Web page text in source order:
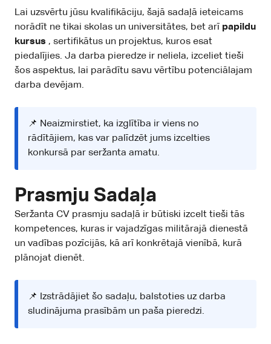
Lai uzsvērtu jūsu kvalifikāciju, šajā sadaļā ieteicams
norādīt ne tikai skolas un universitātes, bet arī papildu
kursus , sertifikātus un projektus, kuros esat
piedalījies. Ja darba pieredze ir neliela, izceliet tieši
šos aspektus, lai parādītu savu vērtību potenciālajam
darba devējam.
📌 Neaizmirstiet, ka izglītība ir viens no
rādītājiem, kas var palīdzēt jums izcelties
konkursā par seržanta amatu.
Prasmju Sadaļa
Seržanta CV prasmju sadaļā ir būtiski izcelt tieši tās
kompetences, kuras ir vajadzīgas militārajā dienestā
un vadības pozīcijās, kā arī konkrētajā vienībā, kurā
plānojat dienēt.
📌 Izstrādājiet šo sadaļu, balstoties uz darba
sludinājuma prasībām un paša pieredzi.